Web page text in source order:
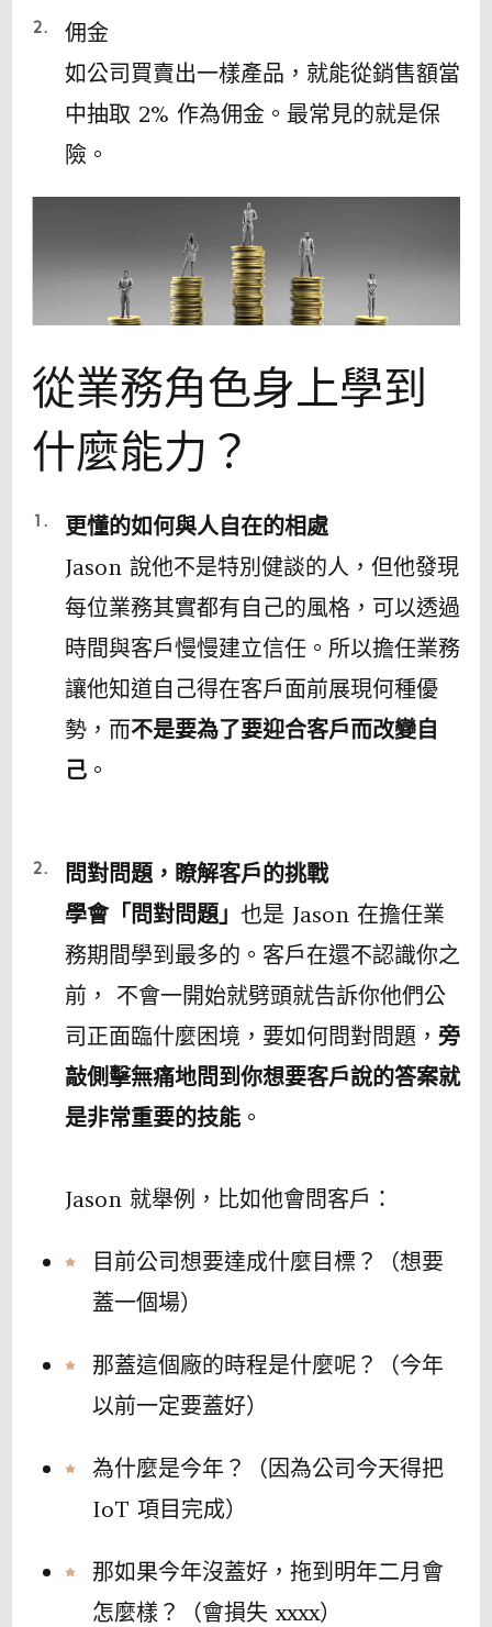
佣金
如公司買賣出一樣產品，就能從銷售額當
中抽取 2% 作為佣金。最常見的就是保
險。
從業務角色身上學到
什麼能力？
更懂的如何與人自在的相處
Jason 說他不是特別健談的人，但他發現
每位業務其實都有自己的風格，可以透過
時間與客戶慢慢建立信任。所以擔任業務
讓他知道自己得在客戶面前展現何種優
勢，而不是要為了要迎合客戶而改變自
己 。
問對問題，瞭解客戶的挑戰
學會「問對問題」 也是 Jason 在擔任業
務期間學到最多的。客戶在還不認識你之
前， 不會一開始就劈頭就告訴你他們公
司正面臨什麼困境，要如何問對問題， 旁
敲側擊無痛地問到你想要客戶說的答案就
是非常重要的技能。
Jason 就舉例，比如他會問客戶：
目前公司想要達成什麼目標？（想要
蓋一個場）
那蓋這個廠的時程是什麼呢？（今年
以前一定要蓋好）
為什麼是今年？（因為公司今天得把
IoT 項目完成）
那如果今年沒蓋好，拖到明年二月會
怎麼樣？（會損失 xxxx）